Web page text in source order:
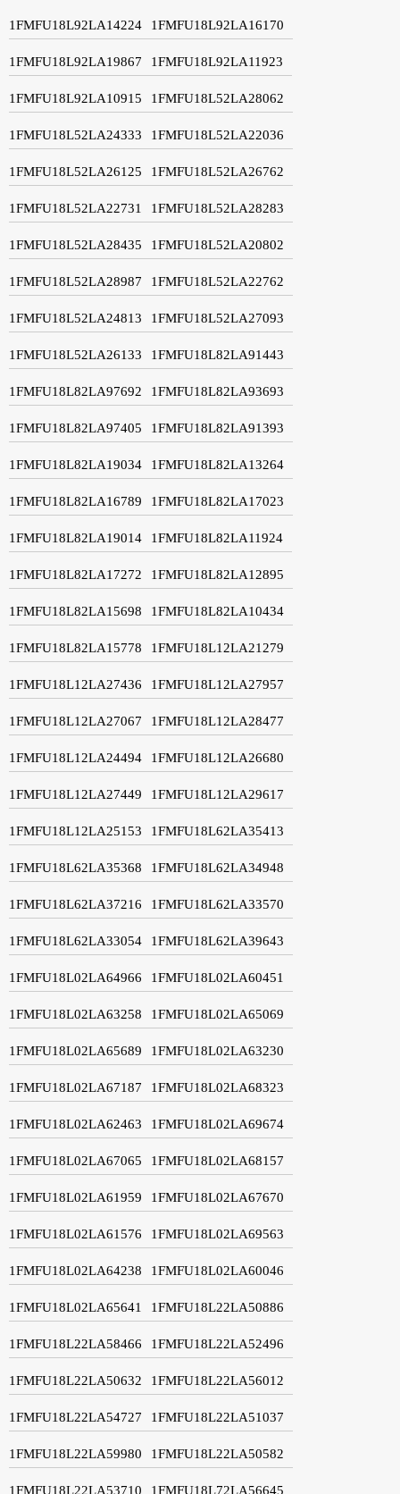
1FMFU18L92LA14224 1FMFU18L92LA16170
1FMFU18L92LA19867 1FMFU18L92LA11923
1FMFU18L92LA10915 1FMFU18L52LA28062
1FMFU18L52LA24333 1FMFU18L52LA22036
1FMFU18L52LA26125 1FMFU18L52LA26762
1FMFU18L52LA22731 1FMFU18L52LA28283
1FMFU18L52LA28435 1FMFU18L52LA20802
1FMFU18L52LA28987 1FMFU18L52LA22762
1FMFU18L52LA24813 1FMFU18L52LA27093
1FMFU18L52LA26133 1FMFU18L82LA91443
1FMFU18L82LA97692 1FMFU18L82LA93693
1FMFU18L82LA97405 1FMFU18L82LA91393
1FMFU18L82LA19034 1FMFU18L82LA13264
1FMFU18L82LA16789 1FMFU18L82LA17023
1FMFU18L82LA19014 1FMFU18L82LA11924
1FMFU18L82LA17272 1FMFU18L82LA12895
1FMFU18L82LA15698 1FMFU18L82LA10434
1FMFU18L82LA15778 1FMFU18L12LA21279
1FMFU18L12LA27436 1FMFU18L12LA27957
1FMFU18L12LA27067 1FMFU18L12LA28477
1FMFU18L12LA24494 1FMFU18L12LA26680
1FMFU18L12LA27449 1FMFU18L12LA29617
1FMFU18L12LA25153 1FMFU18L62LA35413
1FMFU18L62LA35368 1FMFU18L62LA34948
1FMFU18L62LA37216 1FMFU18L62LA33570
1FMFU18L62LA33054 1FMFU18L62LA39643
1FMFU18L02LA64966 1FMFU18L02LA60451
1FMFU18L02LA63258 1FMFU18L02LA65069
1FMFU18L02LA65689 1FMFU18L02LA63230
1FMFU18L02LA67187 1FMFU18L02LA68323
1FMFU18L02LA62463 1FMFU18L02LA69674
1FMFU18L02LA67065 1FMFU18L02LA68157
1FMFU18L02LA61959 1FMFU18L02LA67670
1FMFU18L02LA61576 1FMFU18L02LA69563
1FMFU18L02LA64238 1FMFU18L02LA60046
1FMFU18L02LA65641 1FMFU18L22LA50886
1FMFU18L22LA58466 1FMFU18L22LA52496
1FMFU18L22LA50632 1FMFU18L22LA56012
1FMFU18L22LA54727 1FMFU18L22LA51037
1FMFU18L22LA59980 1FMFU18L22LA50582
1FMFU18L22LA53710 1FMFU18L72LA56645